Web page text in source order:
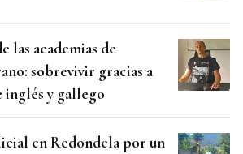
las academias de
sobrevivir gracias a
inglés y gallego
en Redondela por un